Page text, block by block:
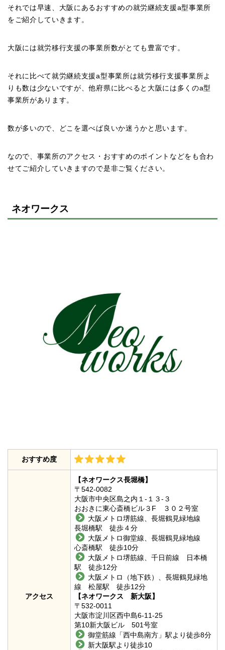
それでは早速、大阪にあるおすすめの就労継続支援a型事業所
をご紹介していきます。
大阪には就労移行支援の事業所数がとても豊富です。
それに比べて就労継続支援a型事業所は就労移行支援事業所よ
りも数は少ないですが、他府県に比べると大阪には多くのa型
事業所があります。
数が多いので、どこを選べば良いか迷うかと思います。
なので、事業所のアクセス・おすすめのポイントなどをも合わ
せてご紹介していきますので是非ご覧ください。
ネオワークス
おすすめ度
アクセス
【ネオワークス長堀橋】
〒542-0082
大阪市中央区島之内１-１３-３
おおきに東心斎橋ビル３F ３０２号室
大阪メトロ堺筋線、長堀鶴見緑地線
長堀橋駅 徒歩４分
大阪メトロ御堂線、長堀鶴見緑地線
心斎橋駅 徒歩10分
大阪メトロ堺筋線、千日前線 日本橋
駅 徒歩12分
大阪メトロ（地下鉄）、長堀鶴見緑地
線 松屋駅 徒歩12分
【ネオワークス 新大阪】
〒532-0011
大阪市淀川区西中島6-11-25
第10新大阪ビル 501号室
御堂筋線「西中島南方」駅より徒歩8分
新大阪駅より徒歩10